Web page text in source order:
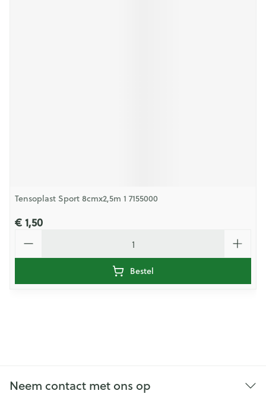
Tensoplast Sport 8cmx2,5m 1 7155000
€ 1,50
Bestel
Neem contact met ons op